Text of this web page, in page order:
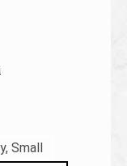
Small